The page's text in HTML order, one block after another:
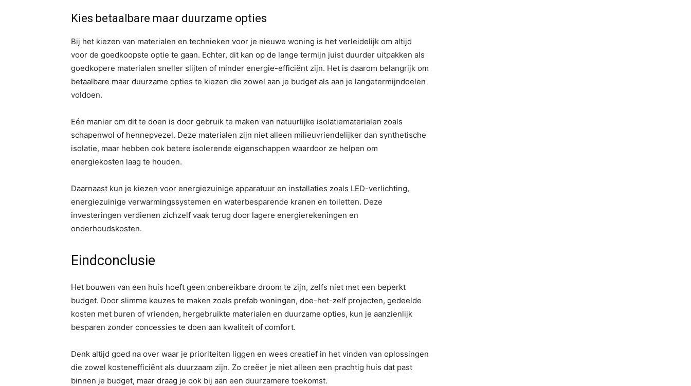
Kies betaalbare maar duurzame opties
Bij het kiezen van materialen en technieken voor je nieuwe woning is het verleidelijk om altijd
voor de goedkoopste optie te gaan. Echter, dit kan op de lange termijn juist duurder uitpakken als
goedkopere materialen sneller slijten of minder energie-efficiënt zijn. Het is daarom belangrijk om
betaalbare maar duurzame opties te kiezen die zowel aan je budget als aan je langetermijndoelen
voldoen.
Eén manier om dit te doen is door gebruik te maken van natuurlijke isolatiematerialen zoals
schapenwol of hennepvezel. Deze materialen zijn niet alleen milieuvriendelijker dan synthetische
isolatie, maar hebben ook betere isolerende eigenschappen waardoor ze helpen om
energiekosten laag te houden.
Daarnaast kun je kiezen voor energiezuinige apparatuur en installaties zoals LED-verlichting,
energiezuinige verwarmingssystemen en waterbesparende kranen en toiletten. Deze
investeringen verdienen zichzelf vaak terug door lagere energierekeningen en
onderhoudskosten.
Eindconclusie
Het bouwen van een huis hoeft geen onbereikbare droom te zijn, zelfs niet met een beperkt
budget. Door slimme keuzes te maken zoals prefab woningen, doe-het-zelf projecten, gedeelde
kosten met buren of vrienden, hergebruikte materialen en duurzame opties, kun je aanzienlijk
besparen zonder concessies te doen aan kwaliteit of comfort.
Denk altijd goed na over waar je prioriteiten liggen en wees creatief in het vinden van oplossingen
die zowel kostenefficiënt als duurzaam zijn. Zo creëer je niet alleen een prachtig huis dat past
binnen je budget, maar draag je ook bij aan een duurzamere toekomst.